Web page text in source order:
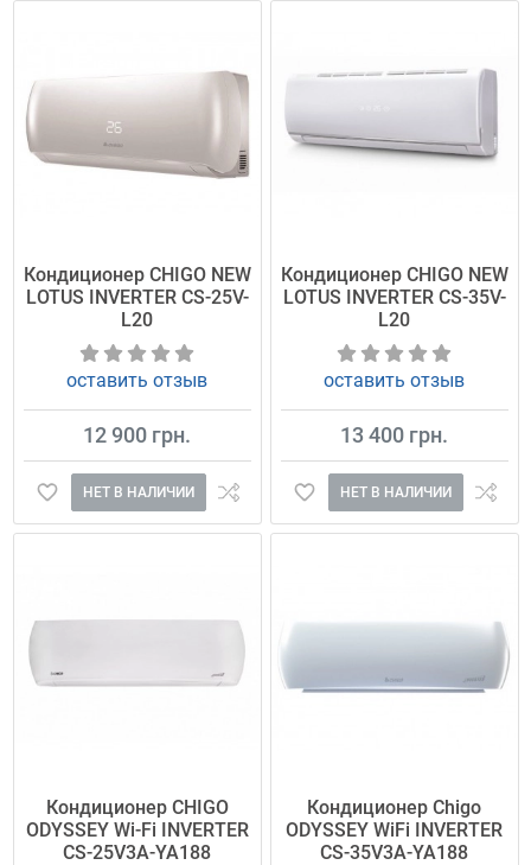
Кондиционер CHIGO NEW
LOTUS INVERTER CS-25V-
L20
оставить отзыв
12 900 грн.
НЕТ В НАЛИЧИИ
Кондиционер CHIGO NEW
LOTUS INVERTER CS-35V-
L20
оставить отзыв
13 400 грн.
НЕТ В НАЛИЧИИ
Кондиционер CHIGO
ODYSSEY Wi-Fi INVERTER
CS-25V3A-YA188
Кондиционер Chigo
ODYSSEY WiFi INVERTER
CS-35V3A-YA188